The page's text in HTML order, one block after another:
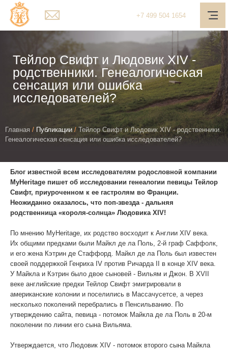
+7 499 504 1654
О компании
Наш подход
Медиа-центр
Полезное
Контакты
Личный кабинет
Поиск
WhatsApp
Тейлор Свифт и Людовик XIV -
родственники. Генеалогическая
сенсация или ошибка
исследователей?
You
are
here
Главная / Публикации / Тейлор Свифт и Людовик XIV - родственники.
Генеалогическая сенсация или ошибка исследователей?
Блог известной всем исследователям родословной компании
MyHeritage пишет об исследовании генеалогии певицы Тейлор
Свифт, приуроченном к ее гастролям во Франции.
Неожиданно оказалось, что поп-звезда - дальняя
родственница «короля-солнца» Людовика XIV!
По мнению MyHeritage, их родство восходит к Англии XIV века.
Их общими предками были Майкл де ла Поль, 2-й граф Саффолк,
и его жена Кэтрин де Стаффорд. Майкл де ла Поль был известен
своей поддержкой Генриха IV против Ричарда II в конце XIV века.
У Майкла и Кэтрин было двое сыновей - Вильям и Джон. В XVII
веке английские предки Тейлор Свифт эмигрировали в
американские колонии и поселились в Массачусетсе, а через
несколько поколений перебрались в Пенсильванию. По
утверждению сайта, певица - потомок Майкла де ла Поль в 20-м
поколении по линии его сына Вильяма.
Утверждается, что Людовик XIV - потомок второго сына Майкла